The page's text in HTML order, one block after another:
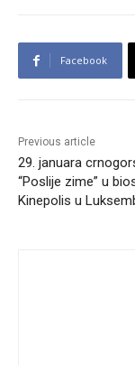
Facebook
Previous article
29. januara
“Poslije zime” u
Kinepolis u